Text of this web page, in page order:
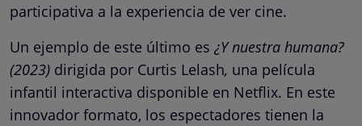
participativa a la experiencia de ver cine.
Un ejemplo de este último es ¿Y nuestra humana?
(2023) dirigida por Curtis Lelash, una película
infantil interactiva disponible en Netflix. En este
innovador formato, los espectadores tienen la